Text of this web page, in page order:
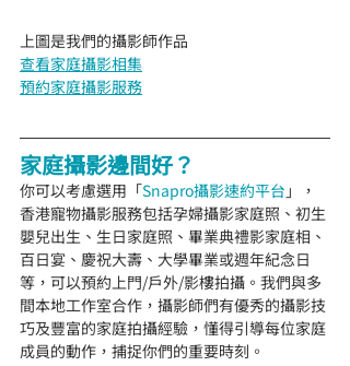
上圖是我們的攝影師作品
查看家庭攝影相集
預約家庭攝影服務
家庭攝影邊間好？
你可以考慮選用「Snapro攝影速約平台 」，
香港寵物攝影服務包括孕婦攝影家庭照、初生
嬰兒出生、生日家庭照、畢業典禮影家庭相、
百日宴、慶祝大壽、大學畢業或週年紀念日
等，可以預約上門/戶外/影樓拍攝。我們與多
間本地工作室合作，攝影師們有優秀的攝影技
巧及豐富的家庭拍攝經驗，懂得引導每位家庭
成員的動作，捕捉你們的重要時刻。